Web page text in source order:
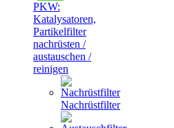
PKW:
Katalysatoren,
Partikelfilter
nachrüsten /
austauschen /
reinigen
Nachrüstfilter